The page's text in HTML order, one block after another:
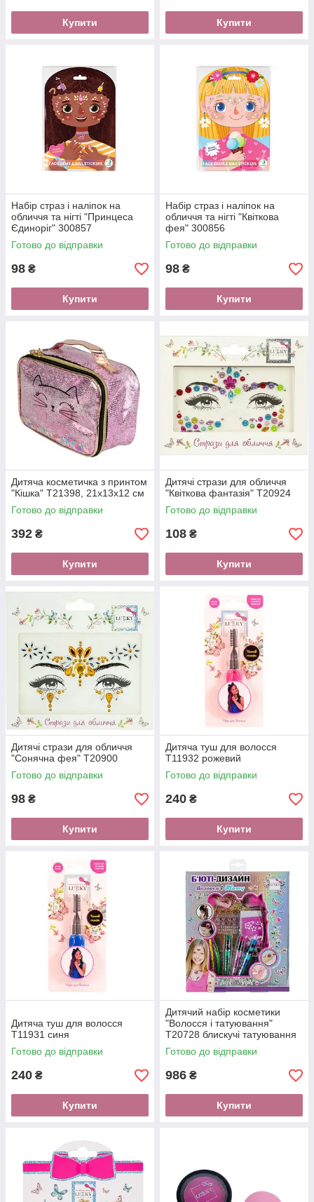
Купити Купити
Набір страз і наліпок на
обличчя та нігті "Принцеса
Єдиноріг" 300857
Готово до відправки
98 ₴
Купити
Набір страз і наліпок на
обличчя та нігті "Квіткова
фея" 300856
Готово до відправки
98 ₴
Купити
Дитяча косметичка з принтом
"Кішка" T21398, 21x13x12 см
Готово до відправки
392 ₴
Купити
Дитячі стрази для обличчя
"Квіткова фантазія" T20924
Готово до відправки
108 ₴
Купити
Дитячі стрази для обличчя
"Сонячна фея" T20900
Готово до відправки
98 ₴
Купити
Дитяча туш для волосся
T11932 рожевий
Готово до відправки
240 ₴
Купити
Дитяча туш для волосся
T11931 синя
Готово до відправки
240 ₴
Купити
Дитячий набір косметики
"Волосся і татуювання"
T20728 блискучі татуювання
Готово до відправки
986 ₴
Купити